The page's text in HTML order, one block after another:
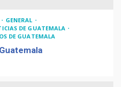
GENERAL
DE GUATEMALA
DE GUATEMALA